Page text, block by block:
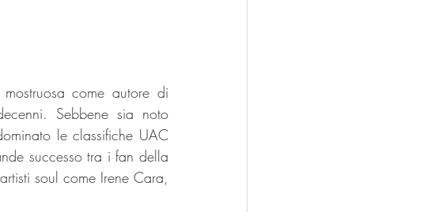
come autore di
Sebbene sia noto
le classifiche UAC
successo tra i fan della
soul come Irene Cara,